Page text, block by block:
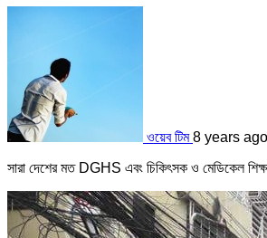
ওয়েব টিম 8 years ago
সারা দেশের মত DGHS এবং চিকিৎসক ও মেডিকেল